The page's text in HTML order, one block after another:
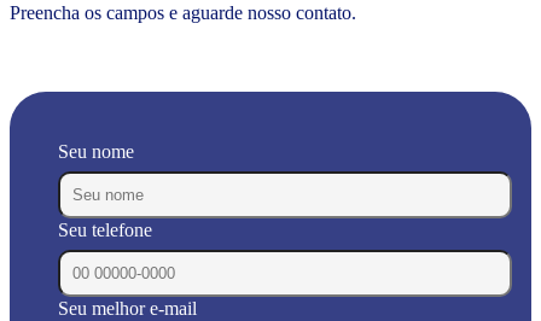
Preencha os campos e aguarde nosso contato.
Seu nome
Seu telefone
Seu melhor e-mail